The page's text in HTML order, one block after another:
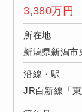
3,380万円
所在地
新潟県新潟市
沿線・駅
JR白新線「